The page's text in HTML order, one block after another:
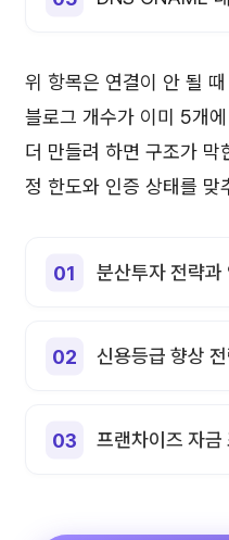
위 항목은 연결이 안 될
블로그 개수가 이미 5개
더 만들려 하면 구조가 막
정 한도와 인증 상태를 맞
분산투자 전략과
신용등급 향상
프랜차이즈 자금